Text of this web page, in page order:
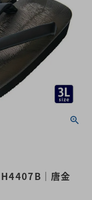
H4407B｜唐金